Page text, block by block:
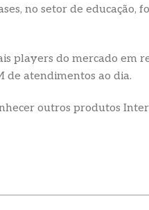
no setor de educação,
players do mercado em
de atendimentos ao dia.
outros produtos